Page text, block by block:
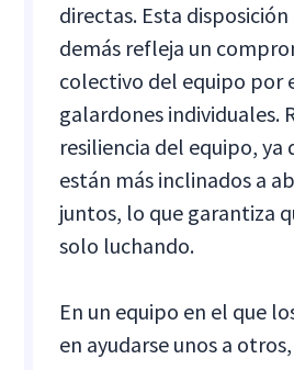
directas. Esta
demás refleja un
colectivo del equipo por
galardones individuales.
resiliencia del equipo, ya
están más inclinados a
juntos, lo que garantiza
solo luchando.
En un equipo en el que
en ayudarse unos a